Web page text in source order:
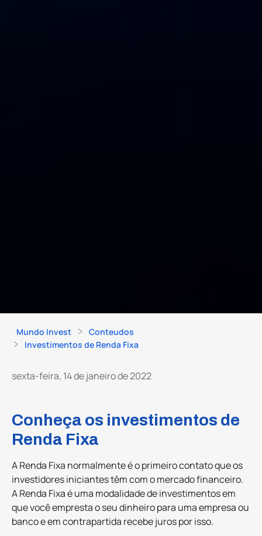
Mundo Invest
Conteudos
Investimentos de Renda Fixa
sexta-feira, 14 de janeiro de 2022
Conheça os investimentos de
Renda Fixa
A Renda Fixa normalmente é o primeiro contato que os
investidores iniciantes têm com o mercado financeiro.
A Renda Fixa é uma modalidade de investimentos em
que você empresta o seu dinheiro para uma empresa ou
banco e em contrapartida recebe juros por isso.